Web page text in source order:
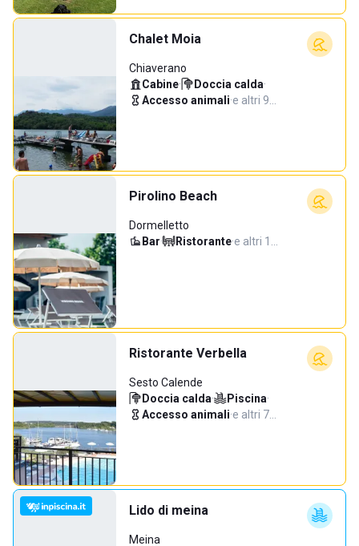
Chalet Moia
Chiaverano
Cabine· Doccia calda·
Accesso animali·e altri 9…
Pirolino Beach
Dormelletto
Bar· Ristorante·e altri 1…
Ristorante Verbella
Sesto Calende
Doccia calda· Piscina·
Accesso animali·e altri 7…
Lido di meina
Meina